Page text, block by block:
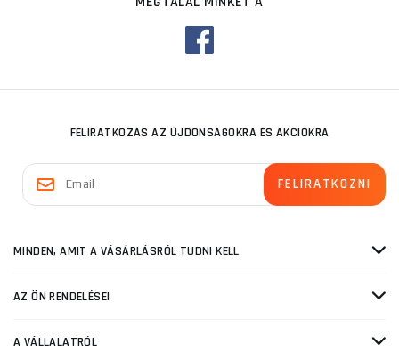
FELIRATKOZÁS AZ ÚJDONSÁGOKRA ÉS AKCIÓKRA
MINDEN, AMIT A VÁSÁRLÁSRÓL TUDNI KELL
AZ ÖN RENDELÉSEI
A VÁLLALATRÓL